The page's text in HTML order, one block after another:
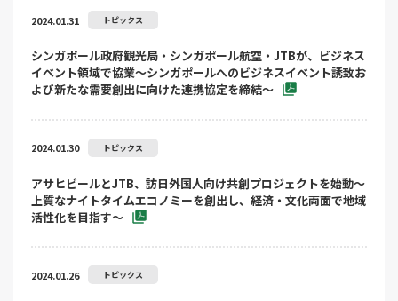
2024.01.31 トピックス
シンガポール政府観光局・シンガポール航空・JTBが、ビジネス
イベント領域で協業～シンガポールへのビジネスイベント誘致お
よび新たな需要創出に向けた連携協定を締結～
2024.01.30 トピックス
アサヒビールとJTB、訪日外国人向け共創プロジェクトを始動～
上質なナイトタイムエコノミーを創出し、経済・文化両面で地域
活性化を目指す～
2024.01.26 トピックス